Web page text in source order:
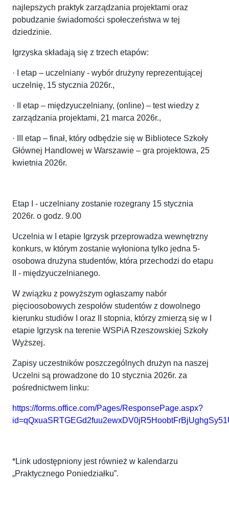
najlepszych praktyk zarządzania projektami oraz
pobudzanie świadomości społeczeństwa w tej
dziedzinie.
Igrzyska składają się z trzech etapów:
· I etap – uczelniany - wybór drużyny reprezentującej
uczelnię, 15 stycznia 2026r.,
· II etap – międzyuczelniany, (online) – test wiedzy z
zarządzania projektami, 21 marca 2026r.,
· III etap – finał, który odbędzie się w Bibliotece Szkoły
Głównej Handlowej w Warszawie – gra projektowa, 25
kwietnia 2026r.
Etap I - uczelniany zostanie rozegrany 15 stycznia
2026r. o godz. 9.00
Uczelnia w I etapie Igrzysk przeprowadza wewnętrzny
konkurs, w którym zostanie wyłoniona tylko jedna 5-
osobowa drużyna studentów, która przechodzi do etapu
II - międzyuczelnianego.
W związku z powyższym ogłaszamy nabór
pięcioosobowych zespołów studentów z dowolnego
kierunku studiów I oraz II stopnia, którzy zmierzą się w I
etapie Igrzysk na terenie WSPiA Rzeszowskiej Szkoły
Wyższej.
Zapisy uczestników poszczególnych drużyn na naszej
Uczelni są prowadzone do 10 stycznia 2026r. za
pośrednictwem linku:
https://forms.office.com/Pages/ResponsePage.aspx?
*Link udostępniony jest również w kalendarzu
„Praktycznego Poniedziałku”.